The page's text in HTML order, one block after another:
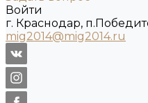
Войти
г. Краснодар,
mig2014@mig2014.ru